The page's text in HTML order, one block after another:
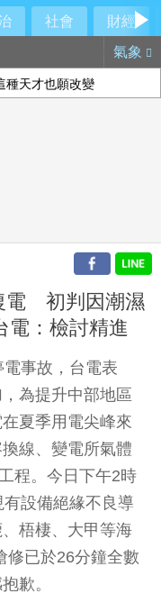
社會
財經
氣象
天才也願改變
電 初判因潮濕
電：檢討精進
事故，台電表
為提升中部地區
夏季用電尖峰來
線、變電所氣體
程。今日下午2時
設備絕緣不良導
梧棲、大甲等海
修已於26分鐘全數
歉。